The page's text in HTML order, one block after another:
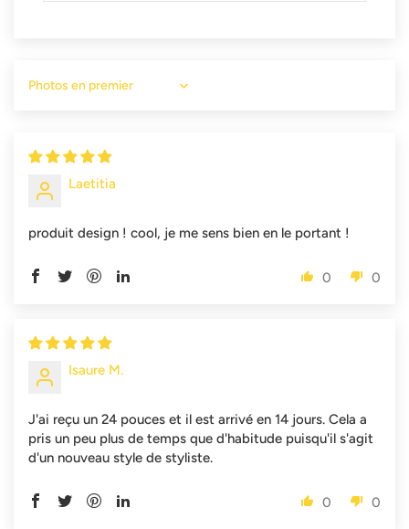
Sort by
Laetitia
produit design ! cool, je me sens bien en le portant !
0 0
Isaure M.
J'ai reçu un 24 pouces et il est arrivé en 14 jours. Cela a
pris un peu plus de temps que d'habitude puisqu'il s'agit
d'un nouveau style de styliste.
0 0